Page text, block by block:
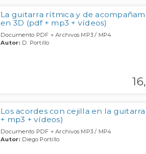
La guitarra rítmica y de
en 3D (pdf + mp3 + vídeos)
Documento PDF + Archivos MP3 / MP4
Autor: D. Portillo
16,
Los acordes con cejilla en la
+ mp3 + vídeos)
Documento PDF + Archivos MP3 / MP4
Autor: Diego Portillo